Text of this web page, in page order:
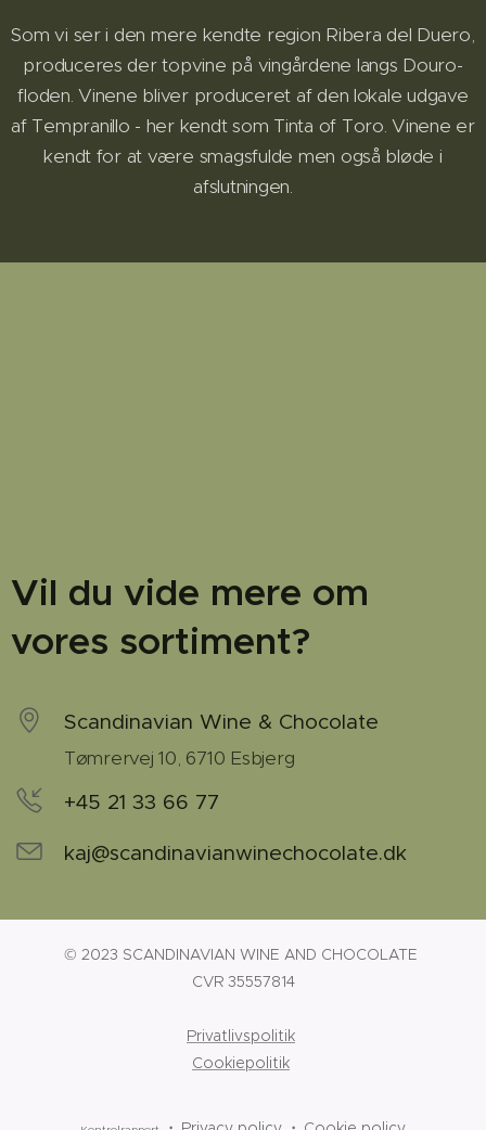
Som vi ser i den mere kendte region Ribera del Duero,
produceres der topvine på vingårdene langs Douro-
floden. Vinene bliver produceret af den lokale udgave
af Tempranillo - her kendt som Tinta of Toro. Vinene er
kendt for at være smagsfulde men også bløde i
afslutningen.
Vil du vide mere om
vores sortiment?
Scandinavian Wine & Chocolate
Tømrervej 10, 6710 Esbjerg
+45 21 33 66 77
kaj@scandinavianwinechocolate.dk
© 2023 SCANDINAVIAN WINE AND CHOCOLATE
CVR 35557814
Privatlivspolitik
Cookiepolitik